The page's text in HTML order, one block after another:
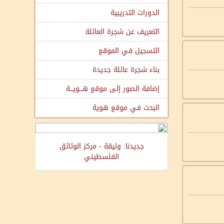
الدورات التدريبية
التعريف عن شجرة العائلة
التسجيل في الموقع
بناء شجرة عائلة جديدة
إضافة الصور إلى موقع هـــويـــة
البحث في موقع هوية
جديدنا: وثيقة - مركز الوثائق
الفلسطيني